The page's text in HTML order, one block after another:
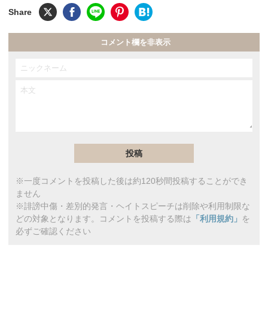
コメント欄を非表示
※一度コメントを投稿した後は約120秒間投稿することができ
ません
※誹謗中傷・差別的発言・ヘイトスピーチは削除や利用制限な
どの対象となります。コメントを投稿する際は 「利用規約」 を
必ずご確認ください